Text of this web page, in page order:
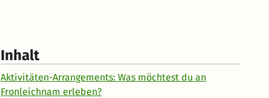
Inhalt
Aktivitäten-Arrangements: Was möchtest du an
Fronleichnam erleben?